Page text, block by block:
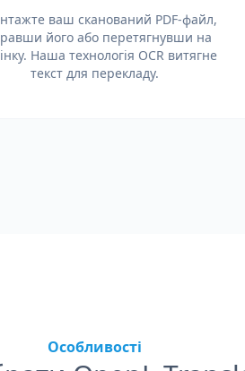
ваш сканований PDF-файл,
його або перетягнувши на
Наша технологія OCR витягне
текст для перекладу.
Особливості